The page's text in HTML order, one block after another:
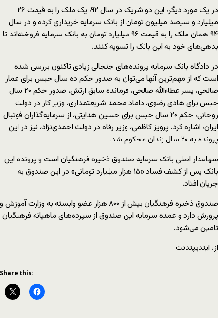
در یک مورد دیگر، این دو شریک در سال ۹۲، یک ملک را به قیمت ۲۶
میلیارد و سیصد میلیون تومان از بانک سرمایه خریداری کرده و در سال
۹۴ همان ملک را به قیمت ۹۶ میلیارد تومان به بانک سرمایه فروخته‌اند تا
بدهی‌های خود به این بانک را تسویه کنند.
در دادگاه بانک سرمایه پرونده‌های جنجالی زیادی تاکنون بررسی شده
است که از مهم‌ترین آنها می‌توان به صدور حکم ده سال حبس برای عمار
صالحی، پسر عطاء‌الله صالحی، فرمانده سابق ارتش، صدور حکم ۲۰ سال
حبس برای هادی رضوی، داماد محمد شریعتمداری، وزیر کار در دولت
روحانی، حکم ۲۰ سال حبس برای حسین هدایتی، از سرمایه‌گذاران فوتبال
ایران، اشاره کرد. پرویز کاظمی، وزیر رفاه در دولت احمدی‌نژاد، نیز در این
پرونده به ۲۰ سال زندان محکوم شد.
سهامدار اصلی بانک سرمایه صندوق ذخیره فرهنگیان است و پرونده این
بانک پس از کشف فساد «۱۵ هزار میلیارد تومانی» در این صندوق به
جریان افتاد.
صندوق ذخیره فرهنگیان بیش از ۸۰۰ هزار عضو وابسته به وزارت آموزش و
پرورش دارد و عمده سرمایه این صندوق از سپرده‌های ماهیانه فرهنگیان
تامین می‌شود.
از: ایندیپندنت
Share this: